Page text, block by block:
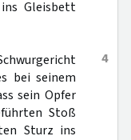
Gleisbett
4
bei seinem
sein Opfer
Stoß
Sturz ins